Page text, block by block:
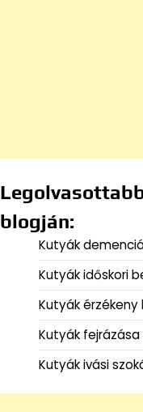
blogján:
Kutyák
Kutyák időskori
Kutyák
Kutyák
Kutyák ivási